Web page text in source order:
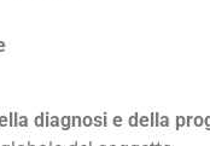
diagnosi e della